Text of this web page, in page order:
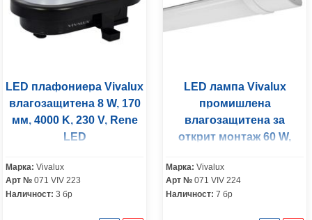
LED плафониера Vivalux
влагозащитена 8 W, 170
мм, 4000 K, 230 V, Rene
LED
Марка: Vivalux
Арт № 071 VIV 223
Наличност: 3 бр
LED лампа Vivalux
промишлена
влагозащитена за
открит монтаж 60 W,
Vega LED
Марка: Vivalux
Арт № 071 VIV 224
Наличност: 7 бр